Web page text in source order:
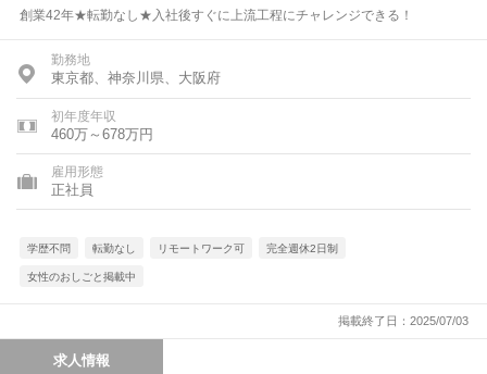
創業42年★転勤なし★入社後すぐに上流工程にチャレンジできる！
勤務地
東京都、神奈川県、大阪府
初年度年収
460万～678万円
雇用形態
正社員
学歴不問 転勤なし リモートワーク可 完全週休2日制
女性のおしごと掲載中
掲載終了日：2025/07/03
求人情報